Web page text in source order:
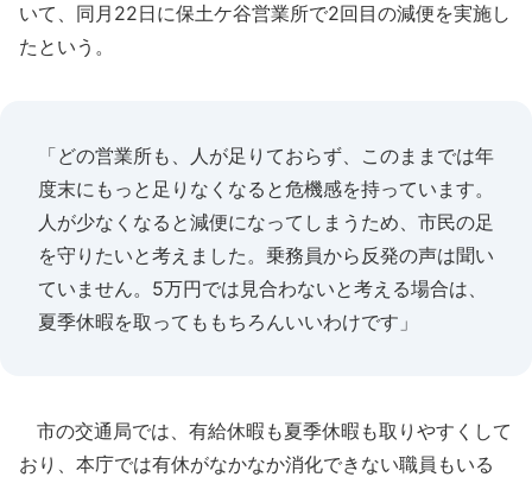
いて、同月22日に保土ケ谷営業所で2回目の減便を実施し
たという。
「どの営業所も、人が足りておらず、このままでは年
度末にもっと足りなくなると危機感を持っています。
人が少なくなると減便になってしまうため、市民の足
を守りたいと考えました。乗務員から反発の声は聞い
ていません。5万円では見合わないと考える場合は、
夏季休暇を取ってももちろんいいわけです」
市の交通局では、有給休暇も夏季休暇も取りやすくして
おり、本庁では有休がなかなか消化できない職員もいる